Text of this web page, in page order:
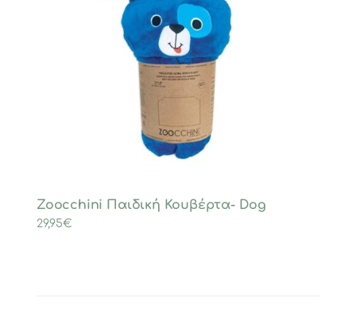
Zoocchini Παιδική Κουβέρτα- Dog
29,95€